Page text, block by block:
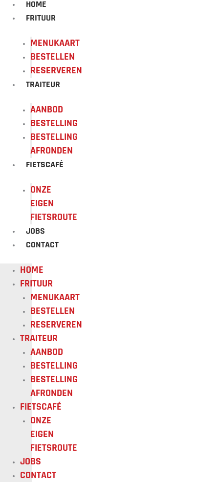
HOME
FRITUUR
MENUKAART
BESTELLEN
RESERVEREN
TRAITEUR
AANBOD
BESTELLING
BESTELLING
AFRONDEN
FIETSCAFÉ
ONZE
EIGEN
FIETSROUTE
JOBS
CONTACT
HOME
FRITUUR
MENUKAART
BESTELLEN
RESERVEREN
TRAITEUR
AANBOD
BESTELLING
BESTELLING
AFRONDEN
FIETSCAFÉ
ONZE
EIGEN
FIETSROUTE
JOBS
CONTACT